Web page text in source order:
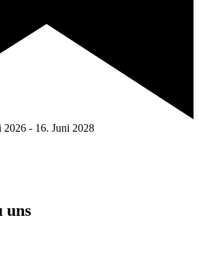
2026 - 16. Juni 2028
uns